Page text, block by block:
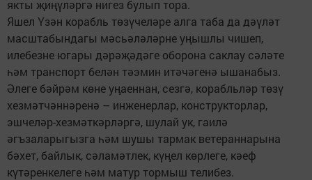
якты җиңүләргә нигез булып тора.
Яшел Үзән корабль төзүчеләре алга таба да дәүләт
масштабындагы мәсьәләләрне уңышлы чишеп,
илебезне югары дәрәҗәдәге оборона саклау сәләте
һәм транспорт белән тәэмин итәчәгенә ышанабыз.
Әлеге бәйрәм көне уңаеннан, сезгә, корабльләр төзү
хезмәтчәннәренә – инженерлар, конструкторлар,
эшчеләр-хезмәткәрләргә, шулай ук, гаилә
әгъзаларыгызга һәм шушы тармак ветераннарына
бәхет, байлык, сәламәтлек, күңел көрлеге, кәеф
күтәренкелеге һәм матур тормыш телибез.